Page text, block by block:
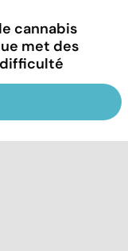
cannabis
met des